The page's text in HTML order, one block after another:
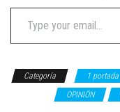
Type your email…
Categoría 1 portada
OPINIÓN